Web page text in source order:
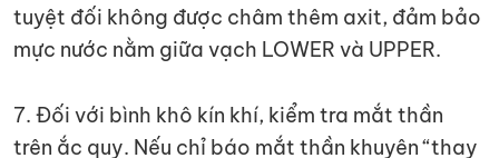
tuyệt đối không được châm thêm axit, đảm bảo
mực nước nằm giữa vạch LOWER và UPPER.
7. Đối với bình khô kín khí, kiểm tra mắt thần
trên ắc quy. Nếu chỉ báo mắt thần khuyên “thay